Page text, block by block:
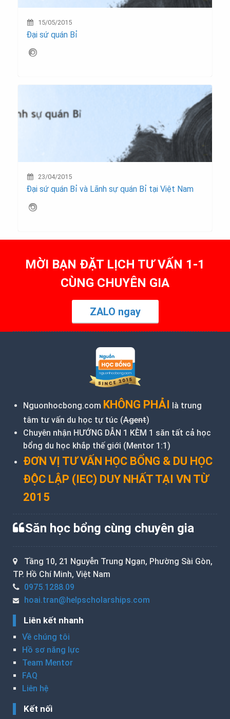
15/05/2015
Đại sứ quán Bỉ
23/04/2015
Đại sứ quán Bỉ và Lãnh sự quán Bỉ tại Việt Nam
MỜI BẠN ĐẶT LỊCH TƯ VẤN 1-1
CÙNG CHUYÊN GIA
ZALO ngay
Nguonhocbong.com KHÔNG PHẢI
là trung
tâm tư vấn du học tự túc (Agent)
Chuyên nhận HƯỚNG DẪN 1 KÈM 1 săn tất cả học
bổng du học khắp thế giới (Mentor 1:1)
ĐƠN VỊ TƯ VẤN HỌC BỔNG & DU HỌC
ĐỘC LẬP (IEC) DUY NHẤT TẠI VN TỪ
2015
Săn học bổng cùng chuyên gia
Tầng 10, 21 Nguyễn Trung Ngạn, Phường Sài Gòn,
TP. Hồ Chí Minh, Việt Nam
0975.1288.09
hoai.tran@helpscholarships.com
Liên kết nhanh
Về chúng tôi
Hồ sơ năng lực
Team Mentor
FAQ
Liên hệ
Kết nối